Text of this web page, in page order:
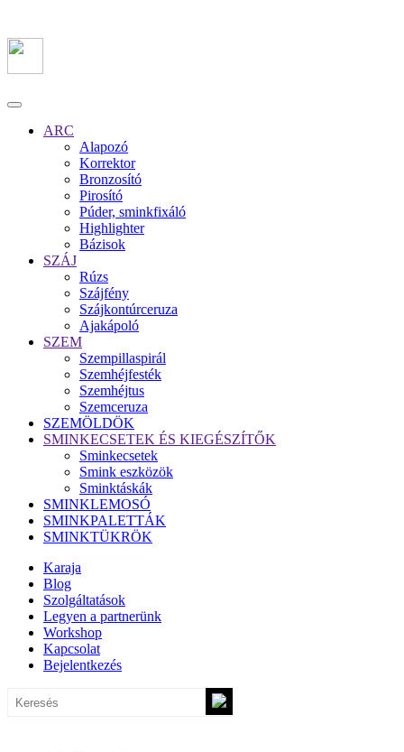
ARC
Alapozó
Korrektor
Bronzosító
Pirosító
Púder, sminkfixáló
Highlighter
Bázisok
SZÁJ
Rúzs
Szájfény
Szájkontúrceruza
Ajakápoló
SZEM
Szempillaspirál
Szemhéjfesték
Szemhéjtus
Szemceruza
SZEMÖLDÖK
SMINKECSETEK ÉS KIEGÉSZÍTŐK
Sminkecsetek
Smink eszközök
Sminktáskák
SMINKLEMOSÓ
SMINKPALETTÁK
SMINKTÜKRÖK
Karaja
Blog
Szolgáltatások
Legyen a partnerünk
Workshop
Kapcsolat
Bejelentkezés